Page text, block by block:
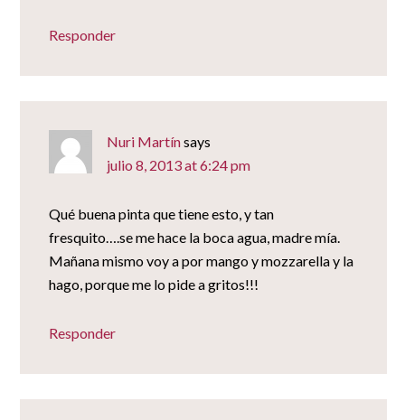
Responder
Nuri Martínsays
julio 8, 2013 at 6:24 pm
Qué buena pinta que tiene esto, y tan
fresquito….se me hace la boca agua, madre mía.
Mañana mismo voy a por mango y mozzarella y la
hago, porque me lo pide a gritos!!!
Responder